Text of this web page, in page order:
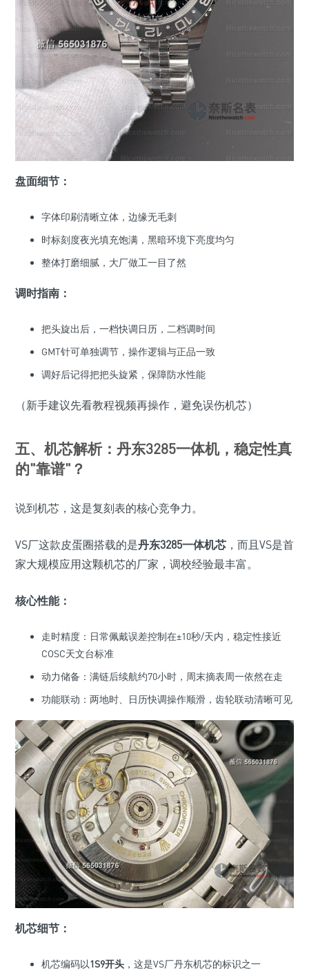
盘面细节：
字体印刷清晰立体，边缘无毛刺
时标刻度夜光填充饱满，黑暗环境下亮度均匀
整体打磨细腻，大厂做工一目了然
调时指南：
把头旋出后，一档快调日历，二档调时间
GMT针可单独调节，操作逻辑与正品一致
调好后记得把把头旋紧，保障防水性能
（新手建议先看教程视频再操作，避免误伤机芯）
五、机芯解析：丹东3285一体机，稳定性真
的"靠谱"？
说到机芯，这是复刻表的核心竞争力。
VS厂这款皮蛋圈搭载的是丹东3285一体机芯 ，而且VS是首
家大规模应用这颗机芯的厂家，调校经验最丰富。
核心性能：
走时精度：日常佩戴误差控制在±10秒/天内，稳定性接近
COSC天文台标准
动力储备：满链后续航约70小时，周末摘表周一依然在走
功能联动：两地时、日历快调操作顺滑，齿轮联动清晰可见
机芯细节：
机芯编码以1S9开头 ，这是VS厂丹东机芯的标识之一